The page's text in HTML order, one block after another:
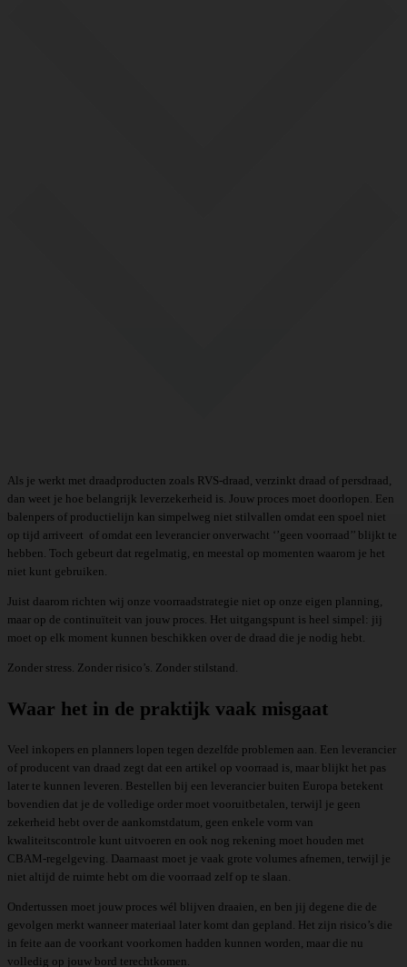
Als je werkt met draadproducten zoals RVS-draad, verzinkt draad of persdraad,
dan weet je hoe belangrijk leverzekerheid is. Jouw proces moet doorlopen. Een
balenpers of productielijn kan simpelweg niet stilvallen omdat een spoel niet
op tijd arriveert of omdat een leverancier onverwacht ‘’geen voorraad’’ blijkt te
hebben. Toch gebeurt dat regelmatig, en meestal op momenten waarom je het
niet kunt gebruiken.
Juist daarom richten wij onze voorraadstrategie niet op onze eigen planning,
maar op de continuïteit van jouw proces. Het uitgangspunt is heel simpel: jij
moet op elk moment kunnen beschikken over de draad die je nodig hebt.
Zonder stress. Zonder risico’s. Zonder stilstand.
Waar het in de praktijk vaak misgaat
Veel inkopers en planners lopen tegen dezelfde problemen aan. Een leverancier
of producent van draad zegt dat een artikel op voorraad is, maar blijkt het pas
later te kunnen leveren. Bestellen bij een leverancier buiten Europa betekent
bovendien dat je de volledige order moet vooruitbetalen, terwijl je geen
zekerheid hebt over de aankomstdatum, geen enkele vorm van
kwaliteitscontrole kunt uitvoeren en ook nog rekening moet houden met
CBAM-regelgeving. Daarnaast moet je vaak grote volumes afnemen, terwijl je
niet altijd de ruimte hebt om die voorraad zelf op te slaan.
Ondertussen moet jouw proces wél blijven draaien, en ben jij degene die de
gevolgen merkt wanneer materiaal later komt dan gepland. Het zijn risico’s die
in feite aan de voorkant voorkomen hadden kunnen worden, maar die nu
volledig op jouw bord terechtkomen.